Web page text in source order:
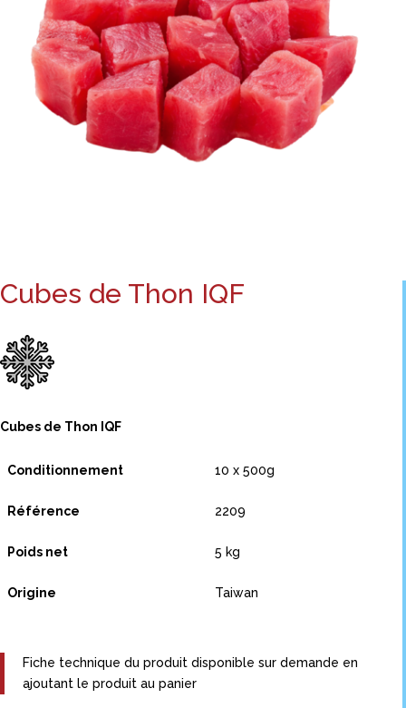
Cubes de Thon IQF
Cubes de Thon IQF
Conditionnement 10 x 500g
Référence 2209
Poids net 5 kg
Origine Taiwan
Fiche technique du produit disponible sur demande en
ajoutant le produit au panier